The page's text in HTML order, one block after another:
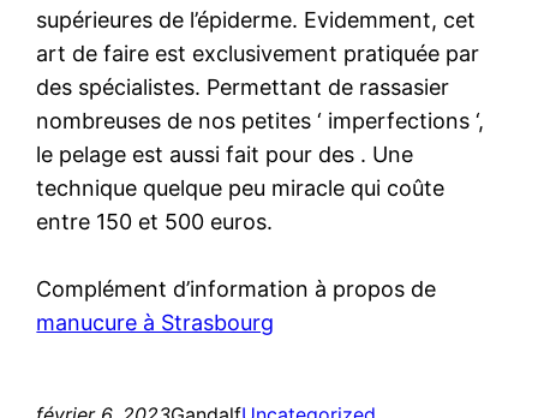
supérieures de l’épiderme. Evidemment, cet
art de faire est exclusivement pratiquée par
des spécialistes. Permettant de rassasier
nombreuses de nos petites ‘ imperfections ‘,
le pelage est aussi fait pour des . Une
technique quelque peu miracle qui coûte
entre 150 et 500 euros.
Complément d’information à propos de
manucure à Strasbourg